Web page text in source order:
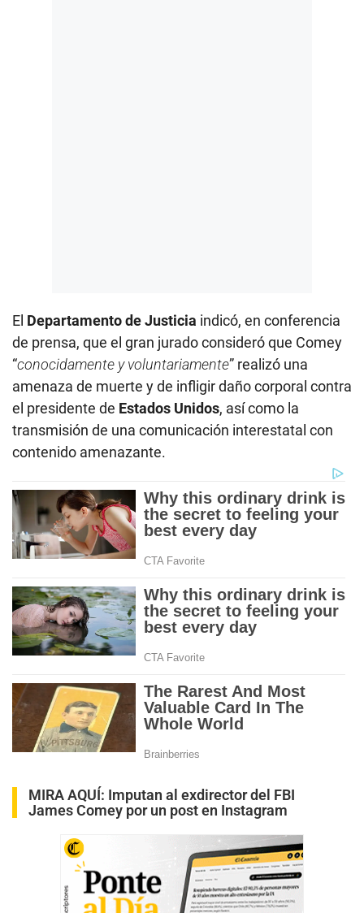
El Departamento de Justicia indicó, en conferencia
de prensa, que el gran jurado consideró que Comey
“conocidamente y voluntariamente” realizó una
amenaza de muerte y de infligir daño corporal contra
el presidente de Estados Unidos, así como la
transmisión de una comunicación interestatal con
contenido amenazante.
MIRA AQUÍ: Imputan al exdirector del FBI
James Comey por un post en Instagram